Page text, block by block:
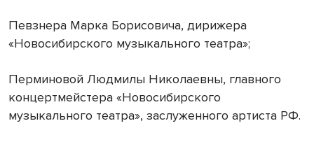
Певзнера Марка Борисовича, дирижера
«Новосибирского музыкального театра»;
Перминовой Людмилы Николаевны, главного
концертмейстера «Новосибирского
музыкального театра», заслуженного артиста РФ.